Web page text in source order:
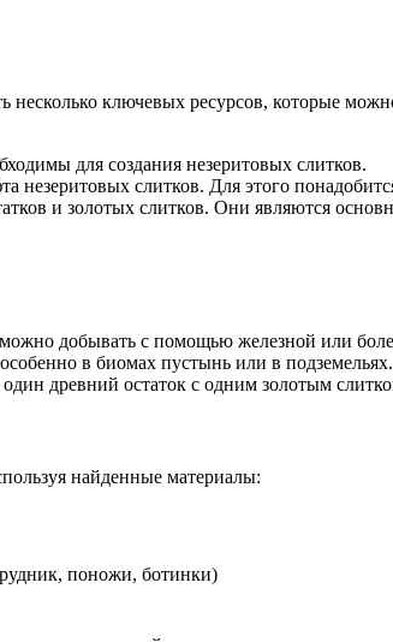
несколько ключевых ресурсов, которые
для создания незеритовых слитков.
незеритовых слитков. Для этого
и золотых слитков. Они являются
добывать с помощью железной или
в биомах пустынь или в подземельях.
древний остаток с одним золотым
найденные материалы:
поножи, ботинки)